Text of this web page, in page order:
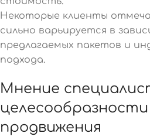
Некоторые клиенты
сильно варьируется в
предлагаемых пакетов и
подхода.
Мнение
целесообразности
продвижения